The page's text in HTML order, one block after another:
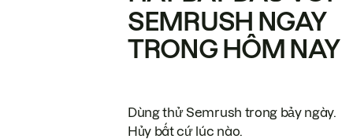
SEMRUSH NGAY
TRONG HÔM NAY
Dùng thử Semrush trong bảy ngày.
Hủy bất cứ lúc nào.